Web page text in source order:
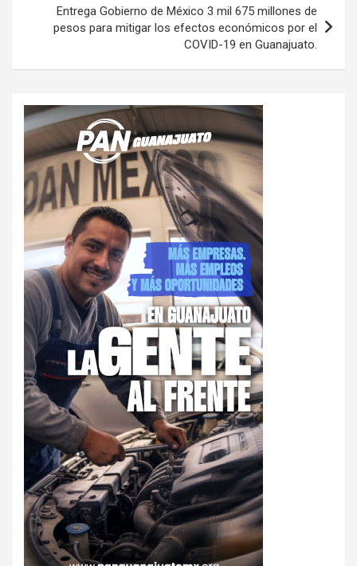
Entrega Gobierno de México 3 mil 675 millones de
pesos para mitigar los efectos económicos por el
COVID-19 en Guanajuato.